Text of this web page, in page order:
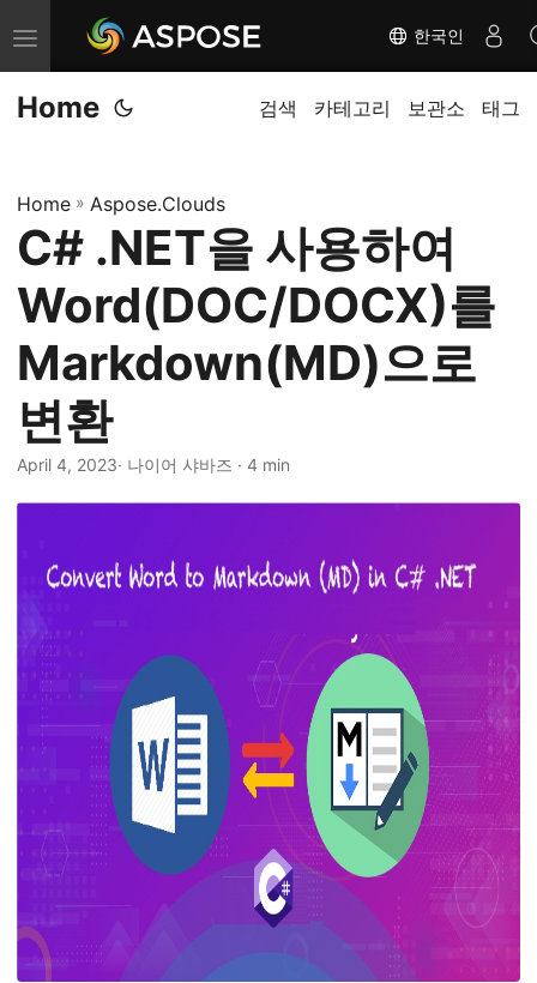
내
비
게
전
환
한국인
Home 검색 카테고리 보관소 태그
Home » Aspose.Clouds
C# .NET을 사용하여
Word(DOC/DOCX)를
Markdown(MD)으로
변환
April 4, 2023· 나이어 샤바즈 · 4 min